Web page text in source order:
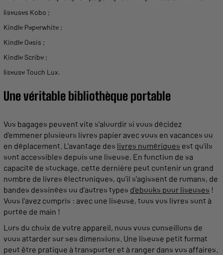
liseuses Kobo ;
Kindle Paperwhite ;
Kindle Oasis ;
Kindle Scribe ;
liseuse Touch Lux.
Une véritable bibliothèque portable
Vos bagages peuvent vite s'alourdir si vous décidez
d'emmener plusieurs livres papier avec vous en vacances ou
en déplacement. L'avantage des livres numériques est qu'ils
sont accessibles depuis une liseuse. En fonction de sa
capacité de stockage, cette dernière peut contenir un grand
nombre de livres électroniques, qu'il s'agissent de romans, de
bandes dessinées ou d'autres types d'ebooks pour liseuses !
Vous l'avez compris : avec une liseuse, tous vos livres sont à
portée de main !
Lors du choix de votre appareil, nous vous conseillons de
vous attarder sur ses dimensions. Une liseuse petit format
peut être pratique à transporter et à ranger dans vos affaires.